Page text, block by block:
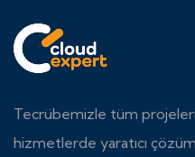
Tecrübemizle tüm
hizmetlerde yaratıcı